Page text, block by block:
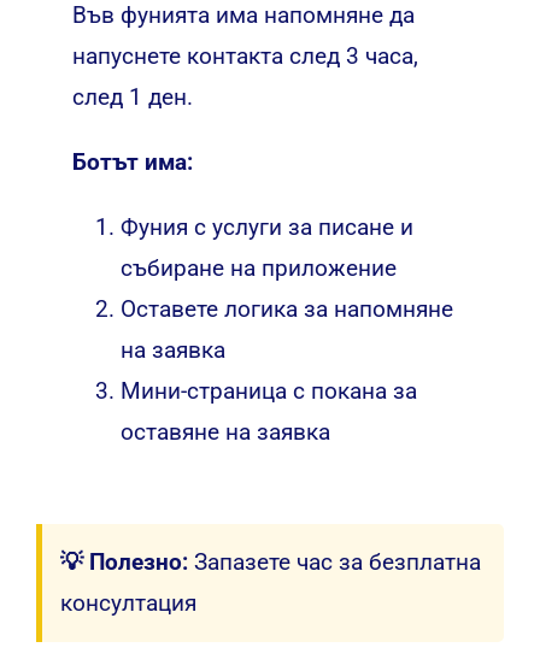
Във фунията има напомняне да
напуснете контакта след 3 часа,
след 1 ден.
Ботът има:
Фуния с услуги за писане и
събиране на приложение
Оставете логика за напомняне
на заявка
Мини-страница с покана за
оставяне на заявка
💡 Полезно: Запазете час за безплатна
консултация